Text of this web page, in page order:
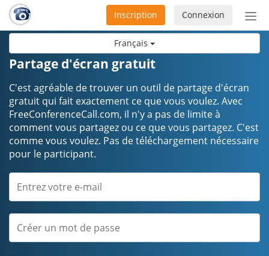
Français
ou
Connexion
Inscription
Partage d'écran gratuit
C'est agréable de trouver un outil de partage d'écran
gratuit qui fait exactement ce que vous voulez. Avec
FreeConferenceCall.com, il n'y a pas de limite à
comment vous partagez ou ce que vous partagez. C'est
comme vous voulez. Pas de téléchargement nécessaire
pour le participant.